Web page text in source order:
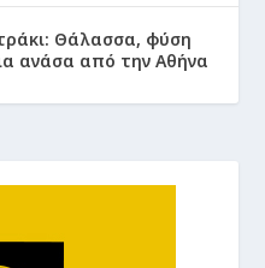
Θάλασσα, φύση
ανάσα από την Αθήνα